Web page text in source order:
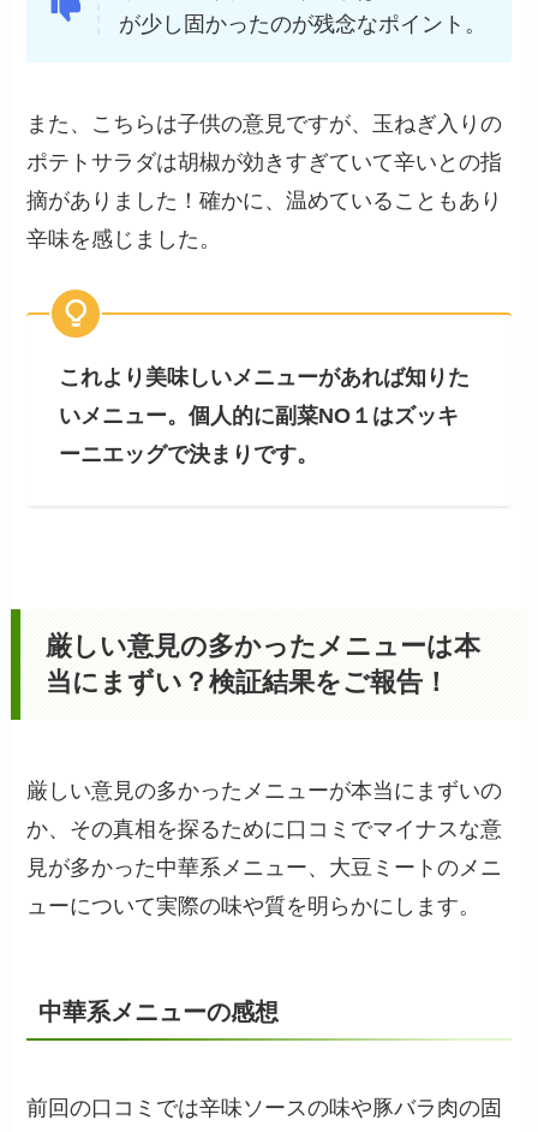
が少し固かったのが残念なポイント。
また、こちらは子供の意見ですが、玉ねぎ入りの
ポテトサラダは胡椒が効きすぎていて辛いとの指
摘がありました！確かに、温めていることもあり
辛味を感じました。
これより美味しいメニューがあれば知りた
いメニュー。個人的に副菜NO１はズッキ
ーニエッグで決まりです。
厳しい意見の多かったメニューは本
当にまずい ？検証結果をご報告！
厳しい意見の多かったメニューが本当にまずいの
か、その真相を探るために口コミでマイナスな意
見が多かった中華系メニュー、大豆ミートのメニ
ューについて実際の味や質を明らかにします。
中華系メニューの感想
前回の口コミでは辛味ソースの味や豚バラ肉の固